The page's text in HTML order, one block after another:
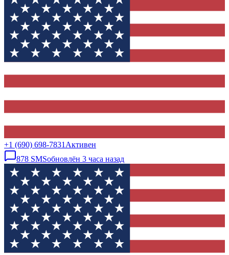
+1 (690) 698-7831 Активен
878 SMSобновлён 3 часа назад